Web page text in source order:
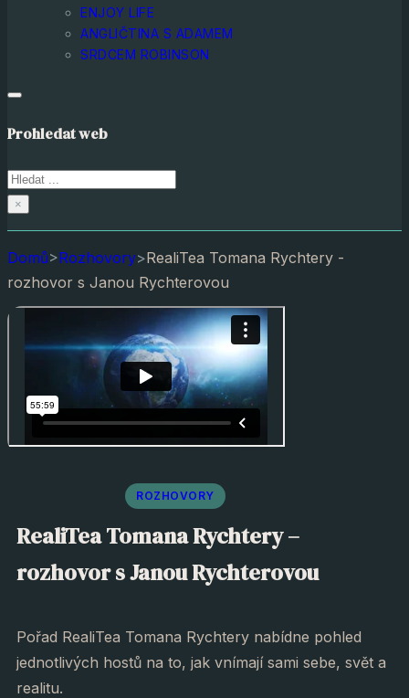
ENJOY LIFE
ANGLIČTINA S ADAMEM
SRDCEM ROBINSON
Prohledat web
Hledat
×
Domů>Rozhovory>RealiTea Tomana Rychtery -
rozhovor s Janou Rychterovou
ROZHOVORY
RealiTea Tomana Rychtery –
rozhovor s Janou Rychterovou
Pořad RealiTea Tomana Rychtery nabídne pohled
jednotlivých hostů na to, jak vnímají sami sebe, svět a
realitu.